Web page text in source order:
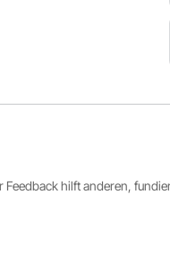
Feedback hilft anderen,